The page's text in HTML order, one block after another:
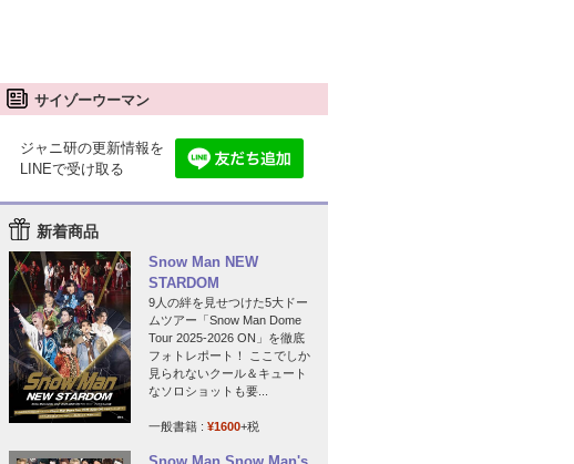
サイゾーウーマン
ジャニ研の更新情報を
LINEで受け取る
新着商品
Snow Man NEW
STARDOM
9人の絆を見せつけた5大ドー
ムツアー「Snow Man Dome
Tour 2025-2026 ON」を徹底
フォトレポート！ ここでしか
見られないクール＆キュート
なソロショットも要...
一般書籍 : ¥1600+税